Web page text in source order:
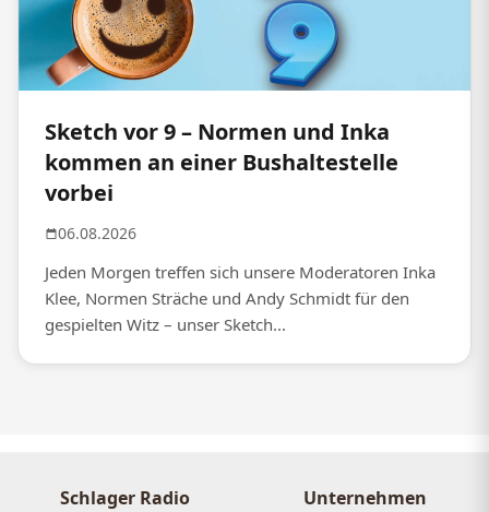
Sketch vor 9 – Normen und Inka
kommen an einer Bushaltestelle
vorbei
06.08.2026
Jeden Morgen treffen sich unsere Moderatoren Inka
Klee, Normen Sträche und Andy Schmidt für den
gespielten Witz – unser Sketch...
Schlager Radio Unternehmen